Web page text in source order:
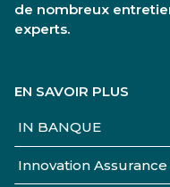
de nombreux
experts.
EN SAVOIR PLUS
IN BANQUE
Innovation Assurance